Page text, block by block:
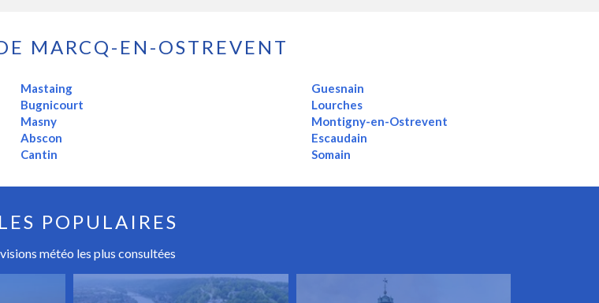
MARCQ-EN-OSTREVENT
Mastaing
Bugnicourt
Masny
Abscon
Cantin
Guesnain
Lourches
Montigny-en-Ostrevent
Escaudain
Somain
POPULAIRES
météo les plus consultées